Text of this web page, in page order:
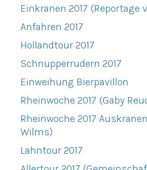
Einkranen 2017 (Reportage
Anfahren 2017
Hollandtour 2017
Schnupperrudern 2017
Einweihung Bierpavillon
Rheinwoche 2017 (Gaby
Rheinwoche 2017
Wilms)
Lahntour 2017